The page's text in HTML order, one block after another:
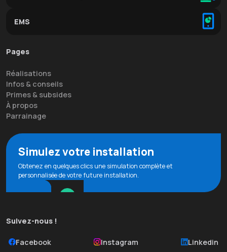
EMS
Pages
Réalisations
Infos & conseils
Primes & subsides
À propos
Parrainage
Simulez votre installation
Obtenez en quelques clics une simulation complète et
personnalisée de votre future installation.
Suivez-nous !
Facebook Instagram Linkedin